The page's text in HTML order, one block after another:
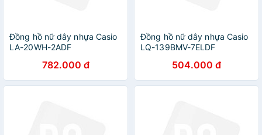
Đồng hồ nữ dây nhựa Casio
LA-20WH-2ADF
782.000 đ
Đồng hồ nữ dây nhựa Casio
LQ-139BMV-7ELDF
504.000 đ